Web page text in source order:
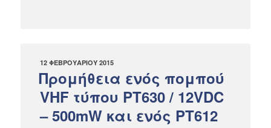
ΔΗΜΟΣΙΕΎΤΗΚΕ
ΣΤΙΣ
12 ΦΕΒΡΟΥΑΡΊΟΥ 2015
Προμήθεια ενός πομπού
VHF τύπου PT630 / 12VDC
– 500mW και ενός PT612